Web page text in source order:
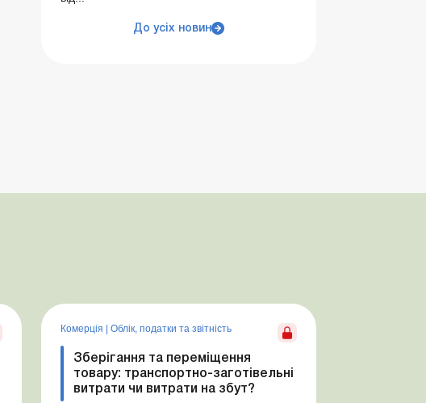
До усіх новин
Комерція Облік, податки та звiтнiсть
Зберігання та переміщення
товару: транспортно-заготівельні
витрати чи витрати на збут?